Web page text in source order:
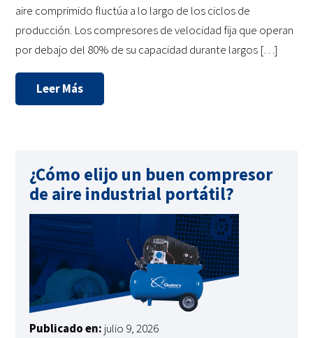
aire comprimido fluctúa a lo largo de los ciclos de
producción. Los compresores de velocidad fija que operan
por debajo del 80% de su capacidad durante largos […]
Leer Más
¿Cómo elijo un buen compresor
de aire industrial portátil?
Publicado en: julio 9, 2026